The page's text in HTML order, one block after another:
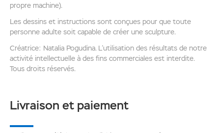
propre machine).
Les dessins et instructions sont conçues pour que toute
personne adulte soit capable de créer une sculpture.
Créatrice: Natalia Pogudina. L’utilisation des résultats de notre
activité intellectuelle à des fins commerciales est interdite.
Tous droits réservés.
Livraison et paiement